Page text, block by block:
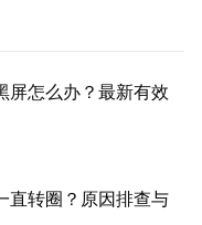
屏怎么办？最新有效
直转圈？原因排查与